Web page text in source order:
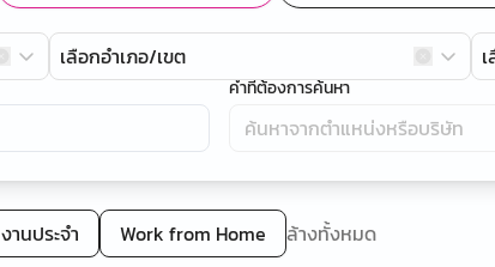
เลือกอำเภอ/เขต
คำที่ต้องการค้นหา
งานประจำ Work from Home ล้างทั้งหมด